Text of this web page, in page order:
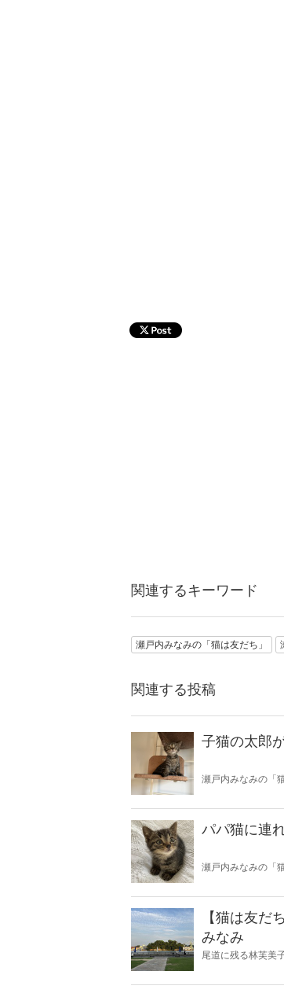
関連するキーワード
瀬戸内みなみの「猫は友だち」
関連する投稿
子猫の太郎
瀬戸内みなみの「
パパ猫に連
瀬戸内みなみの「
【猫は友だ
みなみ
尾道に残る林芙美